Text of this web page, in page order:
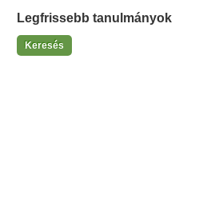
Legfrissebb tanulmányok
Keresés